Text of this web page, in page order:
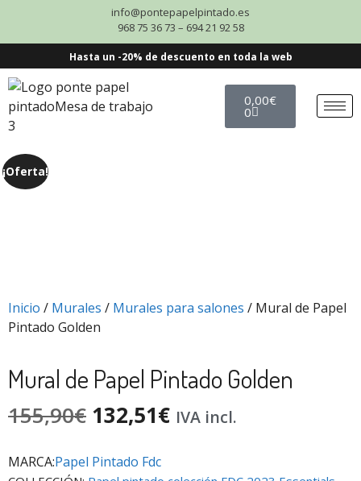
info@pontepapelpintado.es
968 75 36 73 – 694 21 92 58
Hasta un -20% de descuento en toda la web
0,00€
0
¡Oferta!
Inicio / Murales / Murales para salones / Mural de Papel
Pintado Golden
Mural de Papel Pintado Golden
155,90€ 132,51€ IVA incl.
MARCA:Papel Pintado Fdc